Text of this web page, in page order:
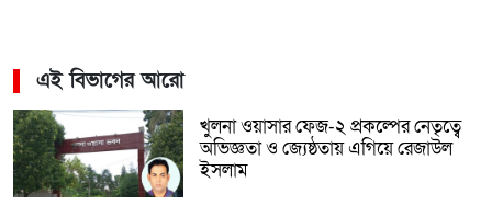
এই বিভাগের আরো
খুলনা ওয়াসার ফেজ-২ প্রকল্পের নেতৃত্বে
অভিজ্ঞতা ও জ্যেষ্ঠতায় এগিয়ে রেজাউল
ইসলাম